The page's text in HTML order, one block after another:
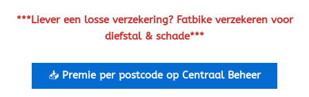
***Liever een losse verzekering? Fatbike verzekeren voor
diefstal & schade***
📥 Premie per postcode op Centraal Beheer